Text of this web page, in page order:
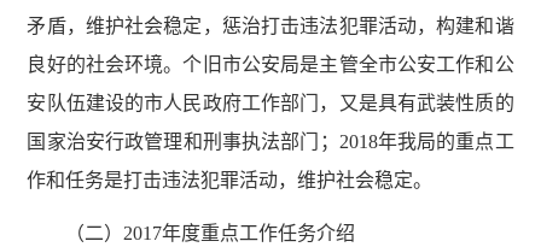
矛盾，维护社会稳定，惩治打击违法犯罪活动，构建和谐
良好的社会环境。个旧市公安局是主管全市公安工作和公
安队伍建设的市人民政府工作部门，又是具有武装性质的
国家治安行政管理和刑事执法部门；2018年我局的重点工
作和任务是打击违法犯罪活动，维护社会稳定。
（二）2017年度重点工作任务介绍